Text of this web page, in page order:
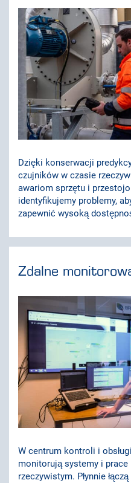
Dzięki konserwacji
czujników w czasie
awariom sprzętu i
identyfikujemy problemy,
zapewnić wysoką
Zdalne
W centrum kontroli i
monitorują systemy i
rzeczywistym. Płynnie